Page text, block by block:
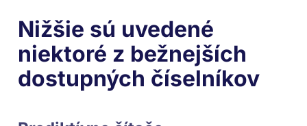
Nižšie sú uvedené
niektoré z bežnejších
dostupných číselníkov